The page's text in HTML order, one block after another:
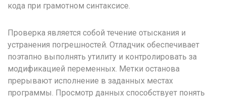
кода при грамотном синтаксисе.
Проверка является собой течение отыскания и
устранения погрешностей. Отладчик обеспечивает
поэтапно выполнять утилиту и контролировать за
модификацией переменных. Метки останова
прерывают исполнение в заданных местах
программы. Просмотр данных способствует понять